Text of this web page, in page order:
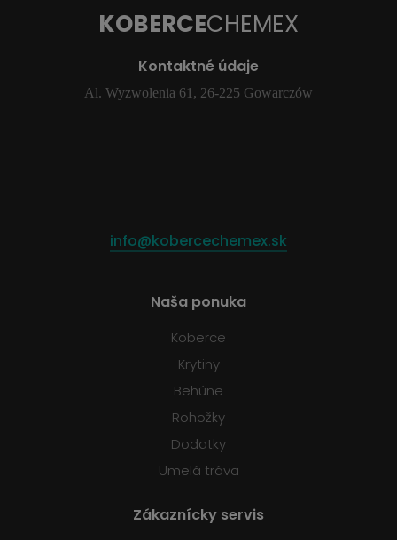
KOBERCECHEMEX
Kontaktné údaje
Al. Wyzwolenia 61, 26-225 Gowarczów
info@kobercechemex.sk
Naša ponuka
Koberce
Krytiny
Behúne
Rohožky
Dodatky
Umelá tráva
Zákaznícky servis